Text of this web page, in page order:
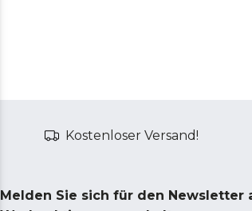
Kostenloser Versand!
Melden Sie sich für den Newsletter